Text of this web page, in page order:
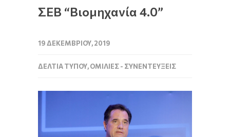
ΣΕΒ “Βιομηχανία 4.0”
19 ΔΕΚΕΜΒΡΊΟΥ, 2019
ΔΕΛΤΊΑ ΤΎΠΟΥ,ΟΜΙΛΊΕΣ - ΣΥΝΕΝΤΕΎΞΕΙΣ